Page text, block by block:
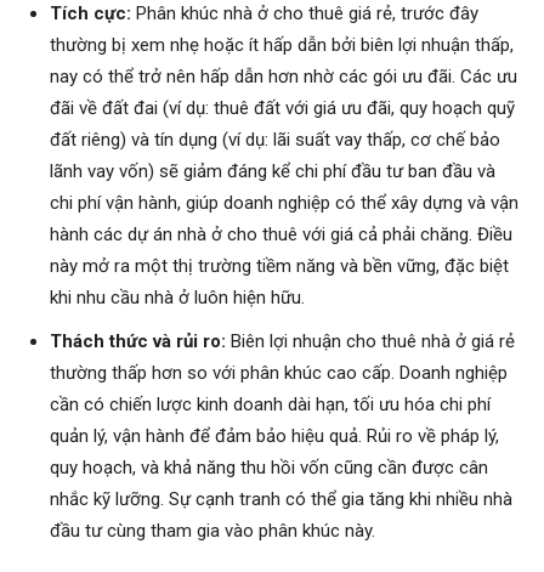
Tích cực: Phân khúc nhà ở cho thuê giá rẻ, trước đây
thường bị xem nhẹ hoặc ít hấp dẫn bởi biên lợi nhuận thấp,
nay có thể trở nên hấp dẫn hơn nhờ các gói ưu đãi. Các ưu
đãi về đất đai (ví dụ: thuê đất với giá ưu đãi, quy hoạch quỹ
đất riêng) và tín dụng (ví dụ: lãi suất vay thấp, cơ chế bảo
lãnh vay vốn) sẽ giảm đáng kể chi phí đầu tư ban đầu và
chi phí vận hành, giúp doanh nghiệp có thể xây dựng và vận
hành các dự án nhà ở cho thuê với giá cả phải chăng. Điều
này mở ra một thị trường tiềm năng và bền vững, đặc biệt
khi nhu cầu nhà ở luôn hiện hữu.
Thách thức và rủi ro: Biên lợi nhuận cho thuê nhà ở giá rẻ
thường thấp hơn so với phân khúc cao cấp. Doanh nghiệp
cần có chiến lược kinh doanh dài hạn, tối ưu hóa chi phí
quản lý, vận hành để đảm bảo hiệu quả. Rủi ro về pháp lý,
quy hoạch, và khả năng thu hồi vốn cũng cần được cân
nhắc kỹ lưỡng. Sự cạnh tranh có thể gia tăng khi nhiều nhà
đầu tư cùng tham gia vào phân khúc này.